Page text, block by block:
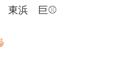
東浜 巨⚾